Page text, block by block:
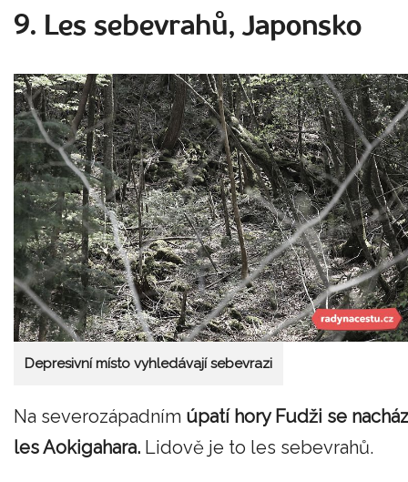
9. Les sebevrahů, Japonsko
Depresivní místo vyhledávají sebevrazi
Na severozápadním úpatí hory Fudži se
les Aokigahara. Lidově je to les sebevrahů.